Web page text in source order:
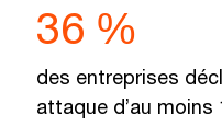
36 %
des entreprises
attaque d’au moins